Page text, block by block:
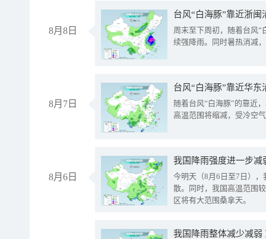
8月8日
台风“白海豚”靠近浙
周末至下周初，随着台风“
续强降雨。同时暑热消减
8月7日
台风“白海豚”靠近华
随着台风“白海豚”的靠近
高温范围将缩减，受冷空
8月6日
今明天（8月6日至7日）
散。同时，我国高温范围
区将有大范围桑拿天。
我国降雨整体减少减弱